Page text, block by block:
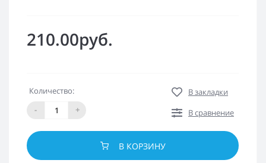
210.00руб.
Количество:
-
+
В закладки
В сравнение
В КОРЗИНУ